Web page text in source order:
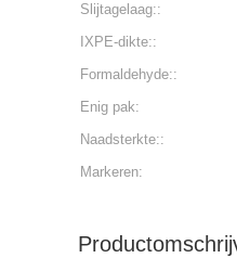
Slijtagelaag::
IXPE-dikte::
Formaldehyde::
Enig pak:
Naadsterkte::
Markeren: